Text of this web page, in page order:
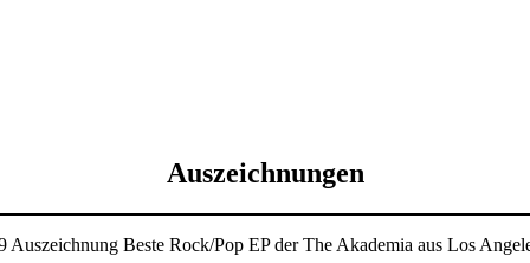
Auszeichnungen
Auszeichnung Beste Rock/Pop EP der The Akademia aus Los